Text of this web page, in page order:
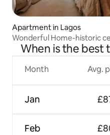
Apartment in Lagos
Wonderful Home-historic
When is the best
Month
Jan
Feb
Avg.